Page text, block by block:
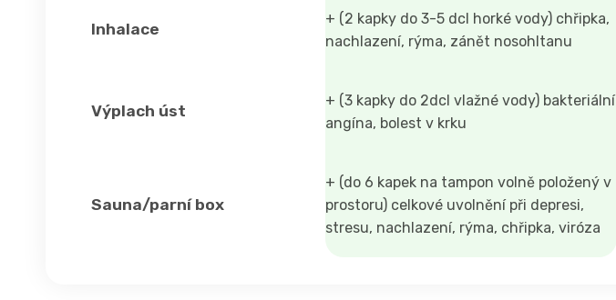
Inhalace
+ (2 kapky do 3-5 dcl horké vody) chřipka,
nachlazení, rýma, zánět nosohltanu
Výplach úst
+ (3 kapky do 2dcl vlažné vody) bakteriální
angína, bolest v krku
Sauna/parní box
+ (do 6 kapek na tampon volně položený v
prostoru) celkové uvolnění při depresi,
stresu, nachlazení, rýma, chřipka, viróza